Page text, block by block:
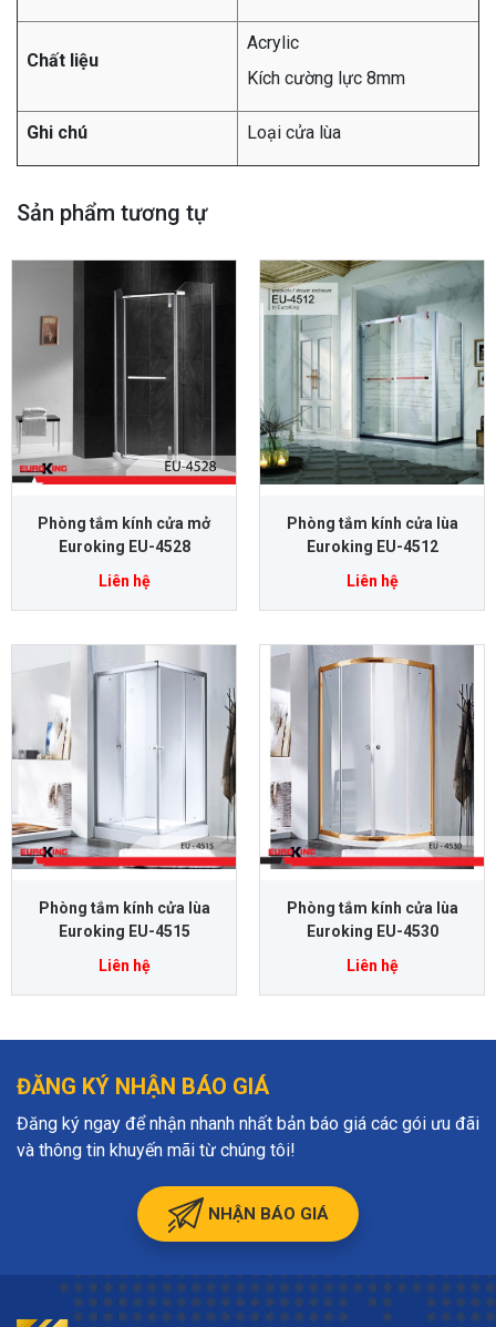
Chất liệu
Acrylic
Kích cường lực 8mm
Ghi chú Loại cửa lùa
Sản phẩm tương tự
Phòng tắm kính cửa mở
Euroking EU-4528
Liên hệ
Phòng tắm kính cửa lùa
Euroking EU-4512
Liên hệ
Phòng tắm kính cửa lùa
Euroking EU-4515
Liên hệ
Phòng tắm kính cửa lùa
Euroking EU-4530
Liên hệ
ĐĂNG KÝ NHẬN BÁO GIÁ
Đăng ký ngay để nhận nhanh nhất bản báo giá các gói ưu đãi
và thông tin khuyến mãi từ chúng tôi!
NHẬN BÁO GIÁ